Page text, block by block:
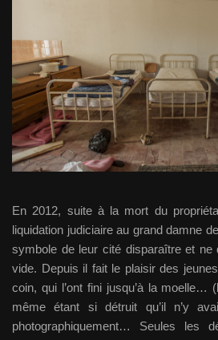
En 2012, suite à la mort du
liquidation judiciaire au grand damne
symbole de leur cité disparaître et ne
vide. Depuis il fait le plaisir des
coin, qui l’ont fini jusqu’à la moelle…
même étant si détruit qu’il n’y
photographiquement… Seules les